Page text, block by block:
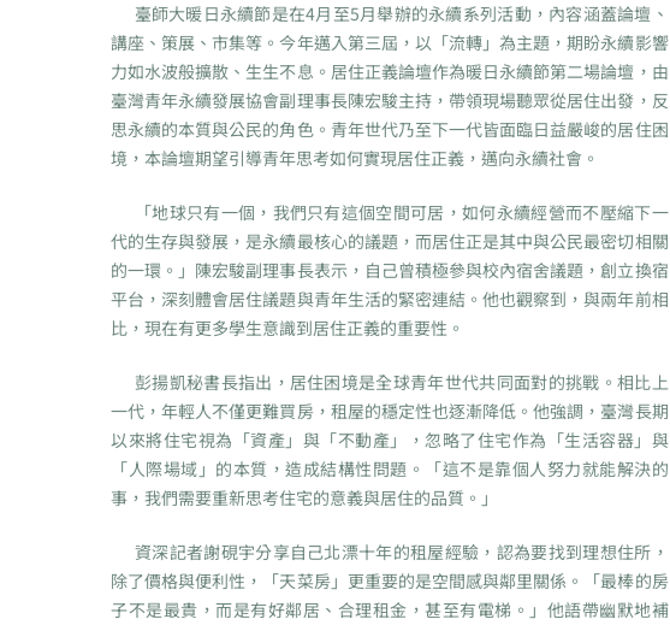
臺師大暖日永續節是在4月至5月舉辦的永續系列活動，內容涵蓋論壇、
講座、策展、市集等。今年邁入第三屆，以「流轉」為主題，期盼永續影響
力如水波般擴散、生生不息。居住正義論壇作為暖日永續節第二場論壇，由
臺灣青年永續發展協會副理事長陳宏駿主持，帶領現場聽眾從居住出發，反
思永續的本質與公民的角色。青年世代乃至下一代皆面臨日益嚴峻的居住困
境，本論壇期望引導青年思考如何實現居住正義，邁向永續社會。
「地球只有一個，我們只有這個空間可居，如何永續經營而不壓縮下一
代的生存與發展，是永續最核心的議題，而居住正是其中與公民最密切相關
的一環。」陳宏駿副理事長表示，自己曾積極參與校內宿舍議題，創立換宿
平台，深刻體會居住議題與青年生活的緊密連結。他也觀察到，與兩年前相
比，現在有更多學生意識到居住正義的重要性。
彭揚凱秘書長指出，居住困境是全球青年世代共同面對的挑戰。相比上
一代，年輕人不僅更難買房，租屋的穩定性也逐漸降低。他強調，臺灣長期
以來將住宅視為「資產」與「不動產」，忽略了住宅作為「生活容器」與
「人際場域」的本質，造成結構性問題。「這不是靠個人努力就能解決的
事，我們需要重新思考住宅的意義與居住的品質。」
資深記者謝硯宇分享自己北漂十年的租屋經驗，認為要找到理想住所，
除了價格與便利性，「天菜房」更重要的是空間感與鄰里關係。「最棒的房
子不是最貴，而是有好鄰居、合理租金，甚至有電梯。」他語帶幽默地補